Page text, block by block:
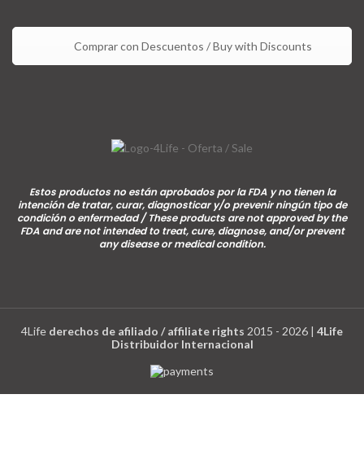
Comprar con Descuentos / Buy with Discounts
Estos productos no están aprobados por la FDA y no tienen la
intención de tratar, curar, diagnosticar y/o prevenir ningún tipo de
condición o enfermedad / These products are not approved by the
FDA and are not intended to treat, cure, diagnose, and/or prevent
any disease or medical condition.
4Life derechos de afiliado / affiliate rights 2015 - 2026 | 4Life
Distribuidor Internacional